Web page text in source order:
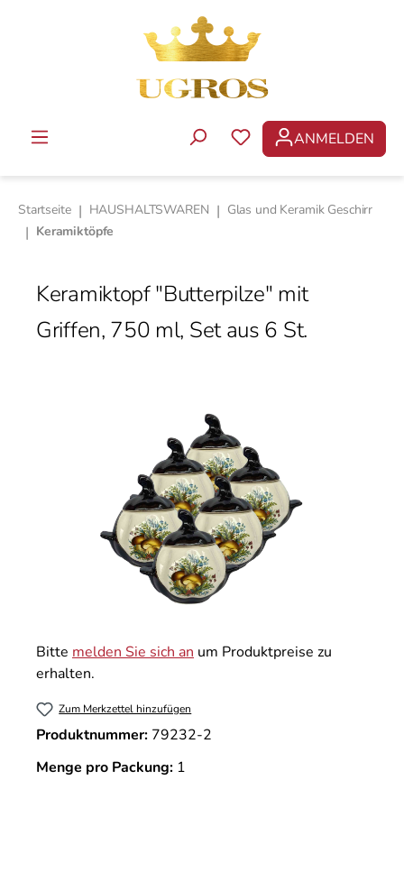
DU HAST 0
ANMELDEN
Startseite | HAUSHALTSWAREN | Glas und Keramik Geschirr
| Keramiktöpfe
Keramiktopf "Butterpilze" mit
Griffen, 750 ml, Set aus 6 St.
Bitte melden Sie sich an um Produktpreise zu
erhalten.
Zum Merkzettel hinzufügen
Produktnummer: 79232-2
Menge pro Packung: 1